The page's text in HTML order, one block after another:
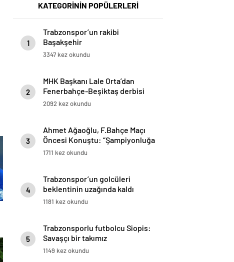
KATEGORİNİN POPÜLERLERİ
1
Trabzonspor’un rakibi
Başakşehir
3347 kez okundu
2
MHK Başkanı Lale Orta’dan
Fenerbahçe-Beşiktaş derbisi
yorumu: Dünyada kimse buna
2092 kez okundu
3
Ahmet Ağaoğlu, F.Bahçe Maçı
Öncesi Konuştu: “Şampiyonluğa
Yürüyeceğimize İnanıyoruz”
1711 kez okundu
4
Trabzonspor’un golcüleri
beklentinin uzağında kaldı
1181 kez okundu
5
Trabzonsporlu futbolcu Siopis:
Savaşçı bir takımız
1149 kez okundu